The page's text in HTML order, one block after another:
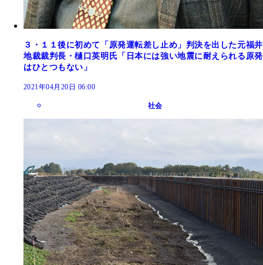
３・１１後に初めて「原発運転差し止め」判決を出した元福井
地裁裁判長・樋口英明氏「日本には強い地震に耐えられる原発
はひとつもない」
2021年04月20日 06:00
社会